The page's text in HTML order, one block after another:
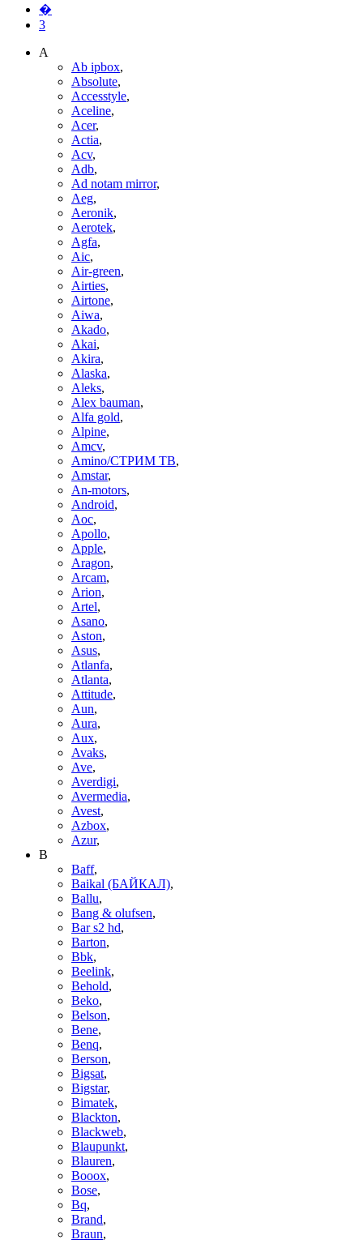
�
3
A
Ab ipbox,
Absolute,
Accesstyle,
Aceline,
Acer,
Actia,
Acv,
Adb,
Ad notam mirror,
Aeg,
Aeronik,
Aerotek,
Agfa,
Aic,
Air-green,
Airties,
Airtone,
Aiwa,
Akado,
Akai,
Akira,
Alaska,
Aleks,
Alex bauman,
Alfa gold,
Alpine,
Amcv,
Amino/СТРИМ ТВ,
Amstar,
An-motors,
Android,
Aoc,
Apollo,
Apple,
Aragon,
Arcam,
Arion,
Artel,
Asano,
Aston,
Asus,
Atlanfa,
Atlanta,
Attitude,
Aun,
Aura,
Aux,
Avaks,
Ave,
Averdigi,
Avermedia,
Avest,
Azbox,
Azur,
B
Baff,
Baikal (БАЙКАЛ),
Ballu,
Bang & olufsen,
Bar s2 hd,
Barton,
Bbk,
Beelink,
Behold,
Beko,
Belson,
Bene,
Benq,
Berson,
Bigsat,
Bigstar,
Bimatek,
Blackton,
Blackweb,
Blaupunkt,
Blauren,
Booox,
Bose,
Bq,
Brand,
Braun,